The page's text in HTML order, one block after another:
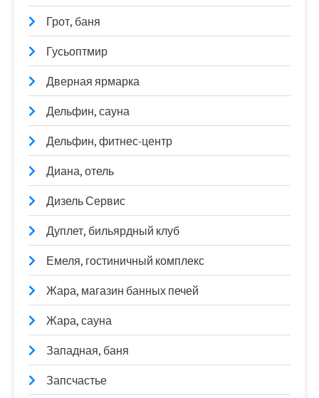
Грот, баня
Гусьоптмир
Дверная ярмарка
Дельфин, сауна
Дельфин, фитнес-центр
Диана, отель
Дизель Сервис
Дуплет, бильярдный клуб
Емеля, гостиничный комплекс
Жара, магазин банных печей
Жара, сауна
Западная, баня
Запсчастье